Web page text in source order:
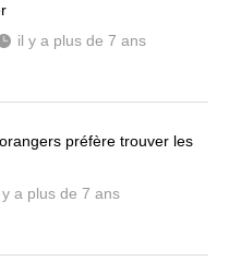
il y a plus de 7 ans
préfère trouver les
y a plus de 7 ans